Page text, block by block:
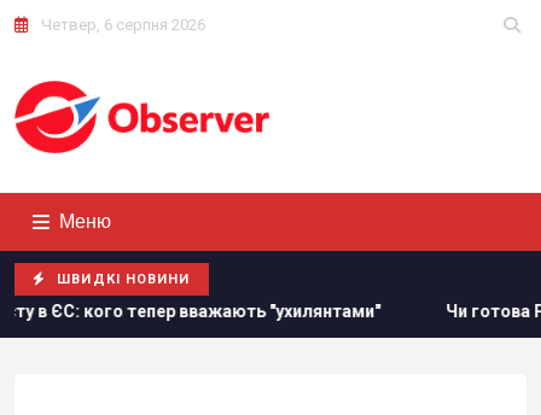
Четвер, 6 серпня 2026
Меню
ШВИДКІ НОВИНИ
вважають "ухилянтами" Чи готова Росія до